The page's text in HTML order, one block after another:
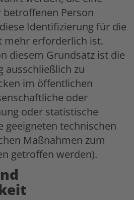
Person
Identifizierung für die
mehr erforderlich ist.
diesem Grundsatz ist die
ausschließlich zu
im öffentlichen
oder
oder statistische
geeigneten technischen
Maßnahmen zum
getroffen werden).